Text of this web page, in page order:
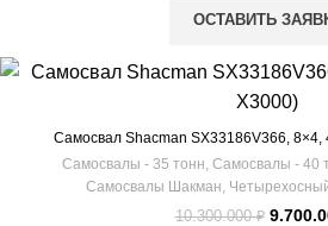
ОСТАВИТЬ
Самосвал Shacman SX33186V366, 8×4,
Самосвалы - 35 тонн Самосвалы - 40
Самосвалы Шакман
10.300.000₽